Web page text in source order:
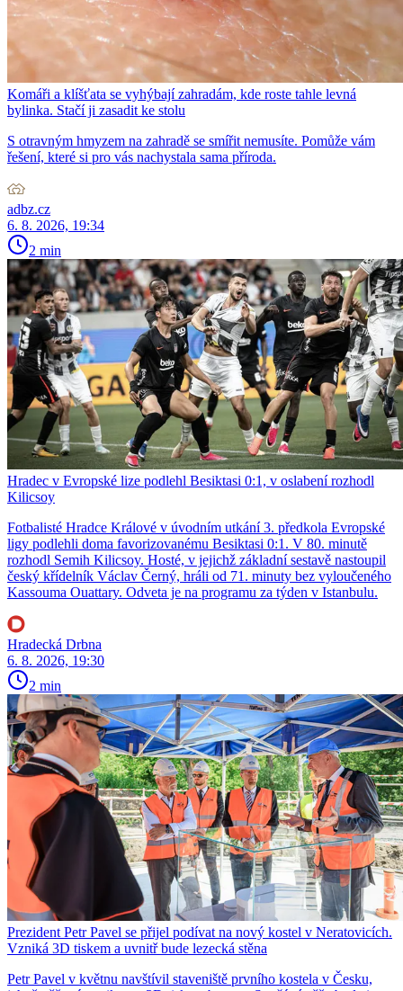
Komáři a klíšťata se vyhýbají zahradám, kde roste tahle levná
bylinka. Stačí ji zasadit ke stolu
S otravným hmyzem na zahradě se smířit nemusíte. Pomůže vám
řešení, které si pro vás nachystala sama příroda.
adbz.cz
6. 8. 2026, 19:34
2 min
Hradec v Evropské lize podlehl Besiktasi 0:1, v oslabení rozhodl
Kilicsoy
Fotbalisté Hradce Králové v úvodním utkání 3. předkola Evropské
ligy podlehli doma favorizovanému Besiktasi 0:1. V 80. minutě
rozhodl Semih Kilicsoy. Hosté, v jejichž základní sestavě nastoupil
český křídelník Václav Černý, hráli od 71. minuty bez vyloučeného
Kassouma Ouattary. Odveta je na programu za týden v Istanbulu.
Hradecká Drbna
6. 8. 2026, 19:30
2 min
Prezident Petr Pavel se přijel podívat na nový kostel v Neratovicích.
Vzniká 3D tiskem a uvnitř bude lezecká stěna
Petr Pavel v květnu navštívil staveniště prvního kostela v Česku,